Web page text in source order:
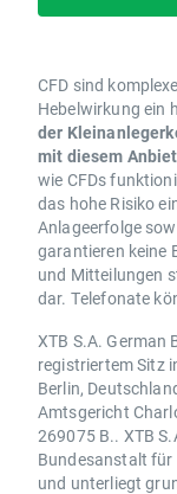
CFD sind
Hebelwirkung ein
der
mit diesem
wie CFDs
das hohe Risiko
Anlageerfolge
garantieren keine
und Mitteilungen
dar. Telefonate
XTB S.A. German
registriertem Sitz
Berlin,
Amtsgericht
269075 B.. XTB
Bundesanstalt
und unterliegt